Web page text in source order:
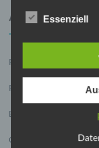
AKTUELLES IM
Ratskandidat Julian Schäfer
Ratskandidat Thilo Forkel
Bürgermeisterstammtisch
CDU – AnsprechBAR 5.
Wir haben als für
Maßnahmen
lückenlosen
verarbeiteten
sicherzustellen.
Schutz nicht
Grund steht es
Essenziell